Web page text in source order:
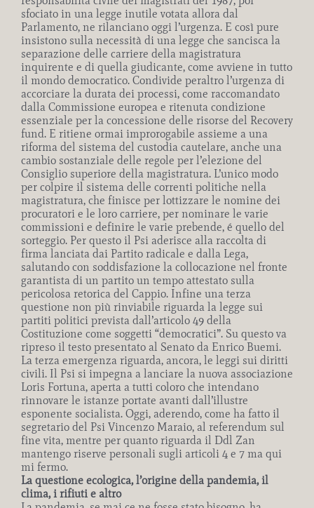
sfociato in una legge inutile votata allora dal
Parlamento, ne rilanciano oggi l’urgenza. E così pure
insistono sulla necessità di una legge che sancisca la
separazione delle carriere della magistratura
inquirente e di quella giudicante, come avviene in tutto
il mondo democratico. Condivide peraltro l’urgenza di
accorciare la durata dei processi, come raccomandato
dalla Commissione europea e ritenuta condizione
essenziale per la concessione delle risorse del Recovery
fund. E ritiene ormai improrogabile assieme a una
riforma del sistema del custodia cautelare, anche una
cambio sostanziale delle regole per l’elezione del
Consiglio superiore della magistratura. L’unico modo
per colpire il sistema delle correnti politiche nella
magistratura, che finisce per lottizzare le nomine dei
procuratori e le loro carriere, per nominare le varie
commissioni e definire le varie prebende, é quello del
sorteggio. Per questo il Psi aderisce alla raccolta di
firma lanciata dai Partito radicale e dalla Lega,
salutando con soddisfazione la collocazione nel fronte
garantista di un partito un tempo attestato sulla
pericolosa retorica del Cappio. Infine una terza
questione non più rinviabile riguarda la legge sui
partiti politici prevista dall’articolo 49 della
Costituzione come soggetti “democratici”. Su questo va
ripreso il testo presentato al Senato da Enrico Buemi.
La terza emergenza riguarda, ancora, le leggi sui diritti
civili. Il Psi si impegna a lanciare la nuova associazione
Loris Fortuna, aperta a tutti coloro che intendano
rinnovare le istanze portate avanti dall’illustre
esponente socialista. Oggi, aderendo, come ha fatto il
segretario del Psi Vincenzo Maraio, al referendum sul
fine vita, mentre per quanto riguarda il Ddl Zan
mantengo riserve personali sugli articoli 4 e 7 ma qui
mi fermo.
La questione ecologica, l’origine della pandemia, il
clima, i rifiuti e altro